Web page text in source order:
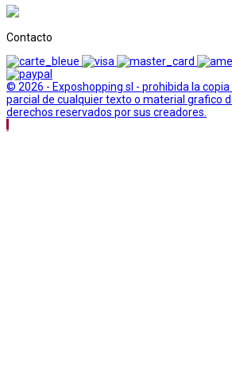
Contacto
© 2026 - Exposhopping sl - prohibida la
parcial de cualquier texto o material grafico
derechos reservados por sus creadores.